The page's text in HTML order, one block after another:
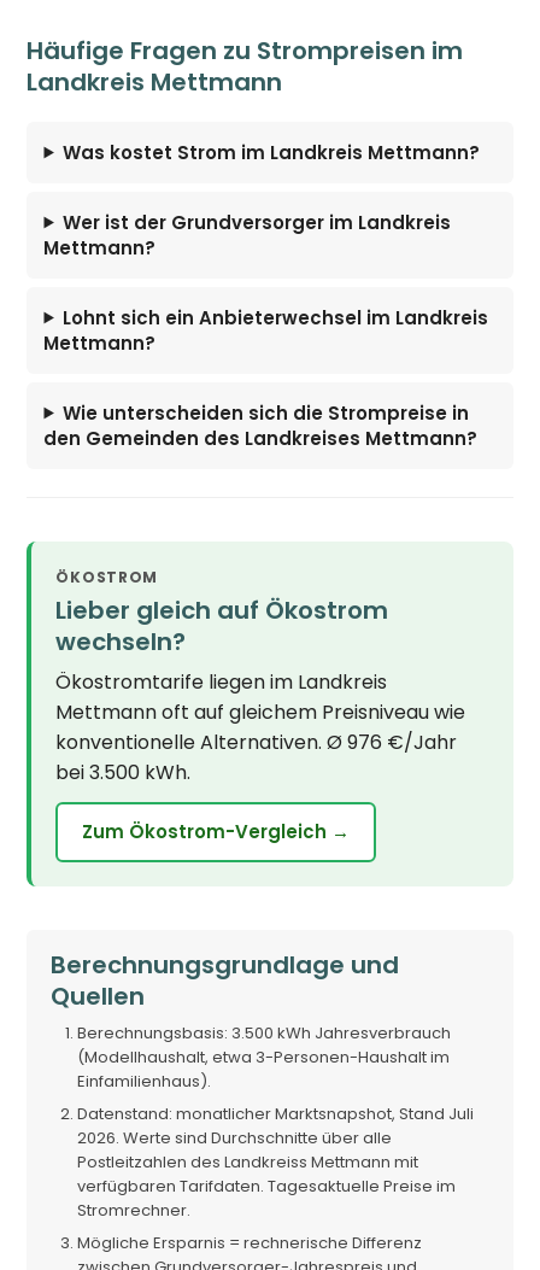
Häufige Fragen zu Strompreisen im
Landkreis Mettmann
Was kostet Strom im Landkreis Mettmann?
Wer ist der Grundversorger im Landkreis
Mettmann?
Lohnt sich ein Anbieterwechsel im Landkreis
Mettmann?
Wie unterscheiden sich die Strompreise in
den Gemeinden des Landkreises Mettmann?
ÖKOSTROM
Lieber gleich auf Ökostrom
wechseln?
Ökostromtarife liegen im Landkreis
Mettmann oft auf gleichem Preisniveau wie
konventionelle Alternativen. Ø 976 €/Jahr
bei 3.500 kWh.
Zum Ökostrom-Vergleich →
Berechnungsgrundlage und
Quellen
Berechnungsbasis: 3.500 kWh Jahresverbrauch
(Modellhaushalt, etwa 3-Personen-Haushalt im
Einfamilienhaus).
Datenstand: monatlicher Marktsnapshot, Stand Juli
2026. Werte sind Durchschnitte über alle
Postleitzahlen des Landkreiss Mettmann mit
verfügbaren Tarifdaten. Tagesaktuelle Preise im
Stromrechner.
Mögliche Ersparnis = rechnerische Differenz